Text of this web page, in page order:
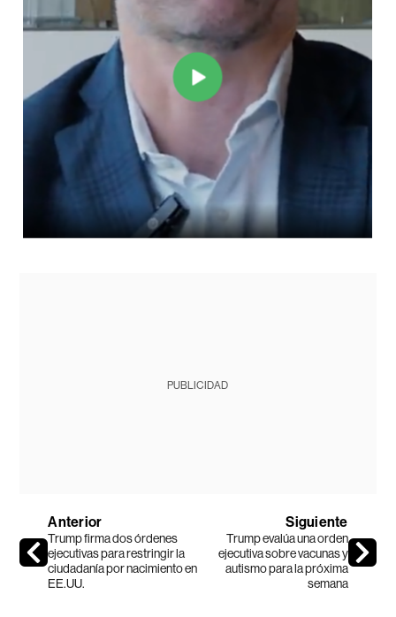
PUBLICIDAD
Anterior
Trump firma dos órdenes
ejecutivas para restringir la
ciudadanía por nacimiento en
EE.UU.
Siguiente
Trump evalúa una orden
ejecutiva sobre vacunas y
autismo para la próxima
semana